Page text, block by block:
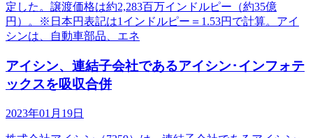
定した。譲渡価格は約2,283百万インドルピー（約35億
円）。※日本円表記は1インドルピー＝1.53円で計算。アイ
シンは、自動車部品、エネ
アイシン、連結子会社であるアイシン･インフォテ
ックスを吸収合併
2023年01月19日